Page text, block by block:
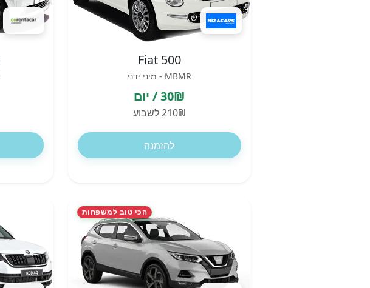
Fiat 500
MBMR - מיני ידני
30₪ / יום
210₪ לשבוע
להזמנה
הכי טוב למשפחות